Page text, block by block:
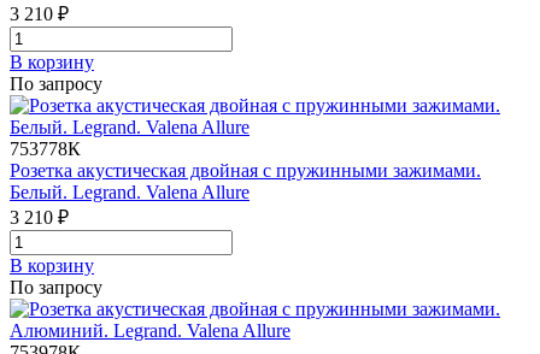
3 210 ₽
В корзинy
По запросу
753778К
Розетка акустическая двойная с пружинными зажимами.
Белый. Legrand. Valena Allure
3 210 ₽
В корзинy
По запросу